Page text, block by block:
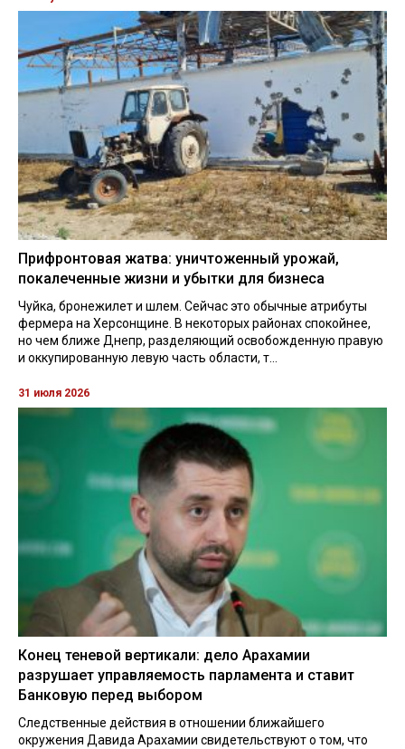
Прифронтовая жатва: уничтоженный урожай,
покалеченные жизни и убытки для бизнеса
Чуйка, бронежилет и шлем. Сейчас это обычные атрибуты
фермера на Херсонщине. В некоторых районах спокойнее,
но чем ближе Днепр, разделяющий освобожденную правую
и оккупированную левую часть области, т...
31 июля 2026
Конец теневой вертикали: дело Арахамии
разрушает управляемость парламента и ставит
Банковую перед выбором
Следственные действия в отношении ближайшего
окружения Давида Арахамии свидетельствуют о том, что